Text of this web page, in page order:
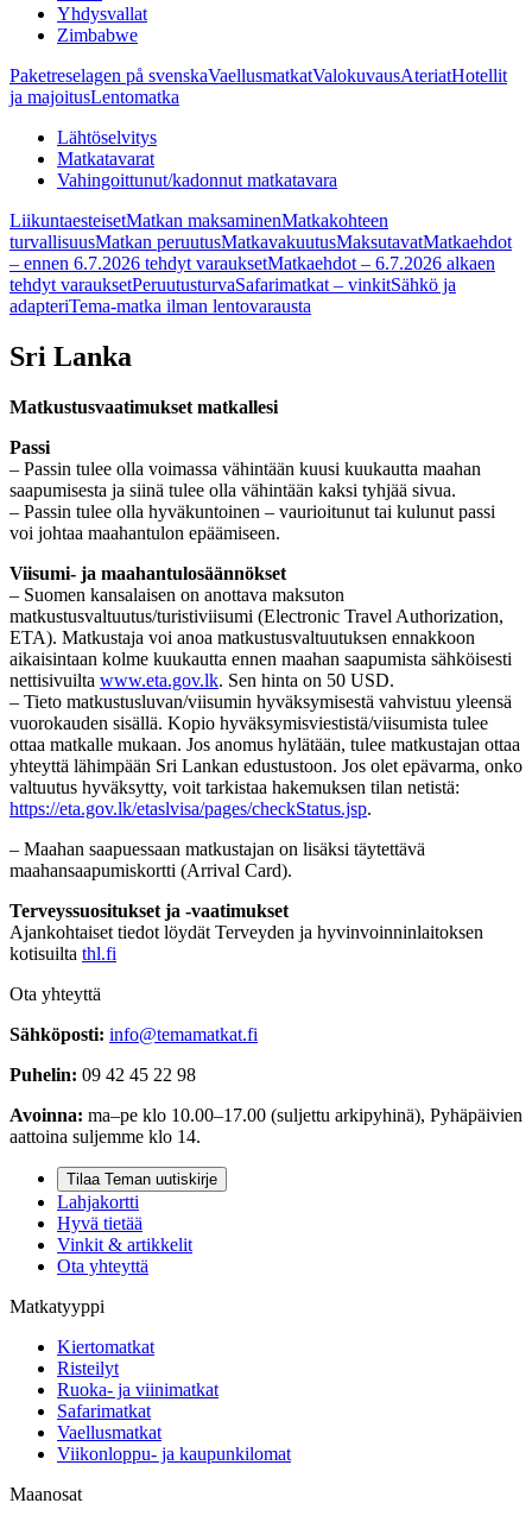
Yhdysvallat
Zimbabwe
Paketreselagen på svenskaVaellusmatkatValokuvausAteriatHotellit
ja majoitusLentomatka
Lähtöselvitys
Matkatavarat
Vahingoittunut/kadonnut matkatavara
LiikuntaesteisetMatkan maksaminenMatkakohteen
turvallisuusMatkan peruutusMatkavakuutusMaksutavatMatkaehdot
– ennen 6.7.2026 tehdyt varauksetMatkaehdot – 6.7.2026 alkaen
tehdyt varauksetPeruutusturvaSafarimatkat – vinkitSähkö ja
adapteriTema-matka ilman lentovarausta
Sri Lanka
Matkustusvaatimukset matkallesi
Passi
– Passin tulee olla voimassa vähintään kuusi kuukautta maahan
saapumisesta ja siinä tulee olla vähintään kaksi tyhjää sivua.
– Passin tulee olla hyväkuntoinen – vaurioitunut tai kulunut passi
voi johtaa maahantulon epäämiseen.
Viisumi- ja maahantulosäännökset
– Suomen kansalaisen on anottava maksuton
matkustusvaltuutus/turistiviisumi (Electronic Travel Authorization,
ETA). Matkustaja voi anoa matkustusvaltuutuksen ennakkoon
aikaisintaan kolme kuukautta ennen maahan saapumista sähköisesti
nettisivuilta www.eta.gov.lk. Sen hinta on 50 USD.
– Tieto matkustusluvan/viisumin hyväksymisestä vahvistuu yleensä
vuorokauden sisällä. Kopio hyväksymisviestistä/viisumista tulee
ottaa matkalle mukaan. Jos anomus hylätään, tulee matkustajan ottaa
yhteyttä lähimpään Sri Lankan edustustoon. Jos olet epävarma, onko
valtuutus hyväksytty, voit tarkistaa hakemuksen tilan netistä:
https://eta.gov.lk/etaslvisa/pages/checkStatus.jsp.
– Maahan saapuessaan matkustajan on lisäksi täytettävä
maahansaapumiskortti (Arrival Card).
Terveyssuositukset ja -vaatimukset
Ajankohtaiset tiedot löydät Terveyden ja hyvinvoinninlaitoksen
kotisuilta thl.fi
Ota yhteyttä
Sähköposti: info@temamatkat.fi
Puhelin: 09 42 45 22 98
Avoinna: ma–pe klo 10.00–17.00 (suljettu arkipyhinä), Pyhäpäivien
aattoina suljemme klo 14.
Tilaa Teman uutiskirje
Lahjakortti
Hyvä tietää
Vinkit & artikkelit
Ota yhteyttä
Matkatyyppi
Kiertomatkat
Risteilyt
Ruoka- ja viinimatkat
Safarimatkat
Vaellusmatkat
Viikonloppu- ja kaupunkilomat
Maanosat